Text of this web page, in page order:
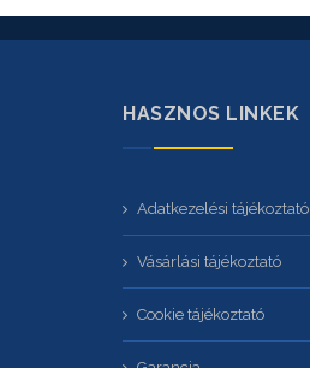
HASZNOS LINKEK
Adatkezelési tájékoztató
Vásárlási tájékoztató
Cookie tájékoztató